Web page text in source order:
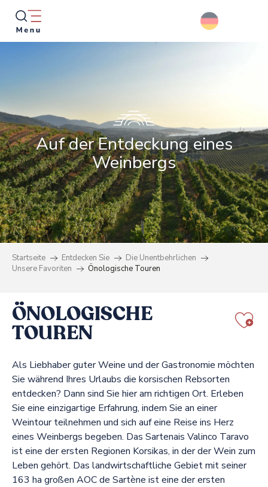
Aller
contenu
Auf der Entdeckung eines
Weinbergs
Startseite Entdecken Sie
Die Unentbehrlichen
Unsere Favoriten
Önologische Touren
ÖNOLOGISCHE
TOUREN
Als Liebhaber guter Weine und der Gastronomie möchten
Sie während Ihres Urlaubs die korsischen Rebsorten
entdecken? Dann sind Sie hier am richtigen Ort. Erleben
Sie eine einzigartige Erfahrung, indem Sie an einer
Weintour teilnehmen und sich auf eine Reise ins Herz
eines Weinbergs begeben. Das Sartenais Valinco Taravo
ist eine der ersten Regionen Korsikas, in der der Wein zum
Leben gehört. Das landwirtschaftliche Gebiet mit seiner
163 ha großen AOC de Sartène ist eine der ersten